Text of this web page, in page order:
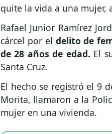
quite la vida a una mujer,
Rafael Junior Ramírez
cárcel por el delito de
de 28 años de edad. El
Santa Cruz.
El hecho se registró el 9
Morita, llamaron a la
mujer en una vivienda.